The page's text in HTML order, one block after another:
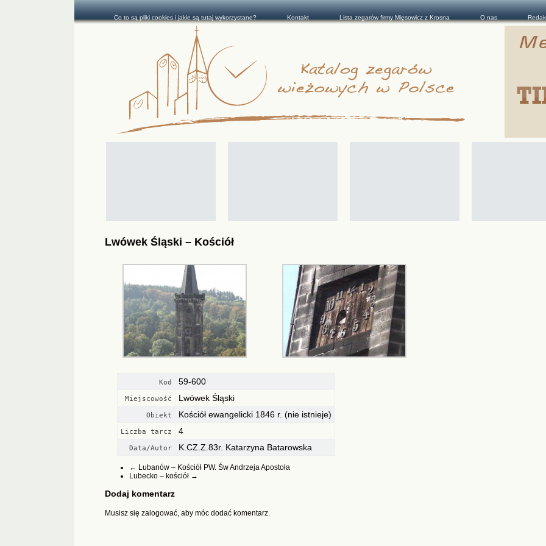
Lwówek Śląski – Kościół
Kod 59-600
Miejscowość Lwówek Śląski
Obiekt Kościół ewangelicki 1846 r. (nie istnieje)
Liczba tarcz 4
Data/Autor K.CZ.Z.83r. Katarzyna Batarowska
← Lubanów – Kościół PW. Św Andrzeja Apostoła
Lubecko – kościół →
Dodaj komentarz
Musisz się zalogować, aby móc dodać komentarz.
Co to są pliki cookies i jakie są tutaj wykorzystane? Kontakt Lista zegarów firmy Mięsowicz z Krosna O nas